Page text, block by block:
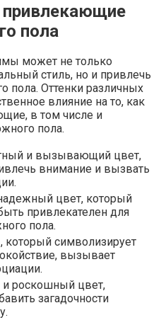
пола
может не только
стиль, но и привлечь
пола. Оттенки различных
влияние на то, как
в том числе и
пола.
и вызывающий цвет,
внимание и вызвать
цвет, который
привлекателен для
пола.
который символизирует
вызывает
и роскошный цвет,
загадочности